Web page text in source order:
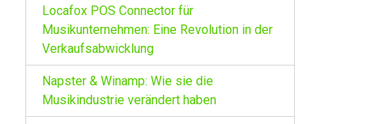
Locafox POS Connector für
Musikunternehmen: Eine Revolution in der
Verkaufsabwicklung
Napster & Winamp: Wie sie die
Musikindustrie verändert haben